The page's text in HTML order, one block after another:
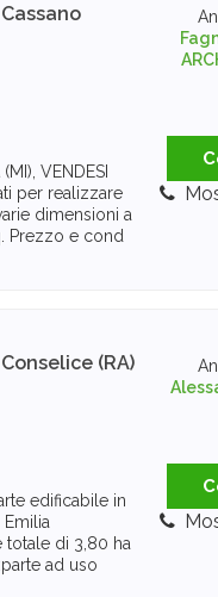
Cassano
VENDESI
per realizzare
dimensioni a
Prezzo e cond
Conselice (RA)
edificabile in
Emilia
totale di 3,80 ha
ad uso